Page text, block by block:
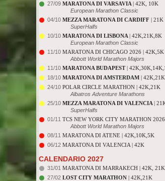
27/09 MARATONA DI VARSAVIA | 42K, 10K
European Marathon Classic
04/10 MEZZA MARATONA DI CARDIFF | 21K
SuperHalfs
10/10 MARATONA DI LISBONA | 42K,21K,8K
European Marathon Classic
11/10 MARATONA DI CHICAGO 2026 | 42K,5K
Abbott World Marathon Majors
11/10 MARATONA BUDAPEST|
18/10 MARATONA DI AMSTERDAM |
24/10 POLAR CIRCLE MARATHON | 42K,21K
Albatros Adventure Marathons
25/10 MEZZA MARATONA DI VALENCIA |
SuperHalfs
01/11 TCS NEW YORK CITY MARATHON
Abbott World Marathon Majors
08/11 MARATONA DI ATENE | 42K,10K,5K
06/12 MARATONA DI VALENCIA | 42K
CALENDARIO 2027
31/01 MARATONA DI MARRAKECH | 42K, 21K
27/02 LOST CITY MARATHON | 42K,21K